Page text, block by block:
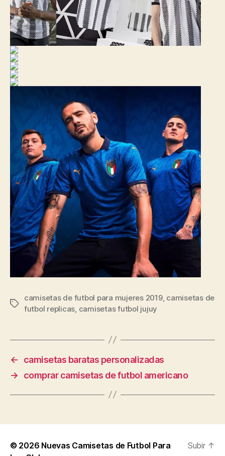
Etiquetas
camisetas de futbol para mujeres 2019, camisetas de
futbol replicas camisetas futbol jujuy
←
camisetas baratas personalizadas
→
comprar camisetas de futbol americano
© 2026 Nuevas Camisetas de Futbol Para
Subir ↑